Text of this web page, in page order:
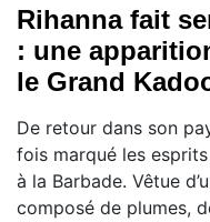
Rihanna fait
: une
le Grand
De retour dans son
fois marqué les
à la Barbade. Vêtue
composé de plumes,